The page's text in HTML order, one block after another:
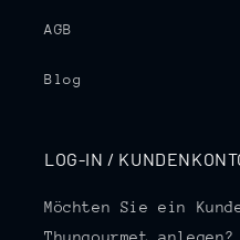
AGB
Blog
LOG-IN /
Möchten Sie ein